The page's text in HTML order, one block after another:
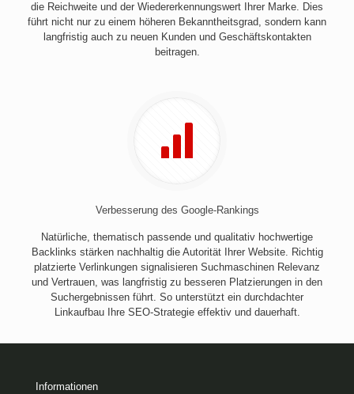
die Reichweite und der Wiedererkennungswert Ihrer Marke. Dies
führt nicht nur zu einem höheren Bekanntheitsgrad, sondern kann
langfristig auch zu neuen Kunden und Geschäftskontakten
beitragen.
Verbesserung des Google-Rankings
Natürliche, thematisch passende und qualitativ hochwertige
Backlinks stärken nachhaltig die Autorität Ihrer Website. Richtig
platzierte Verlinkungen signalisieren Suchmaschinen Relevanz
und Vertrauen, was langfristig zu besseren Platzierungen in den
Suchergebnissen führt. So unterstützt ein durchdachter
Linkaufbau Ihre SEO-Strategie effektiv und dauerhaft.
Informationen